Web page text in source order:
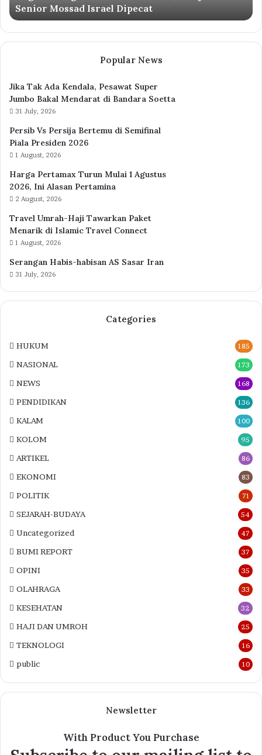
Dipecat
Senior Mossad Israel Dipecat
Popular News
Jika Tak Ada Kendala, Pesawat Super
Jumbo Bakal Mendarat di Bandara Soetta
31 July, 2026
Persib Vs Persija Bertemu di Semifinal
Piala Presiden 2026
1 August, 2026
Harga Pertamax Turun Mulai 1 Agustus
2026, Ini Alasan Pertamina
2 August, 2026
Travel Umrah-Haji Tawarkan Paket
Menarik di Islamic Travel Connect
1 August, 2026
Serangan Habis-habisan AS Sasar Iran
31 July, 2026
Categories
HUKUM 185
NASIONAL 173
NEWS 168
PENDIDIKAN 136
KALAM 100
KOLOM 95
ARTIKEL 86
EKONOMI 83
POLITIK 71
SEJARAH-BUDAYA 54
Uncategorized 47
BUMI REPORT 37
OPINI 35
OLAHRAGA 33
KESEHATAN 32
HAJI DAN UMROH 25
TEKNOLOGI 16
public 10
Newsletter
With Product You Purchase